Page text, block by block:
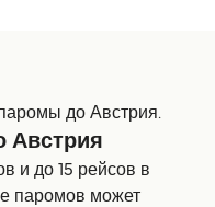
до Австрия.
Австрия
и до 15 рейсов в
паромов может